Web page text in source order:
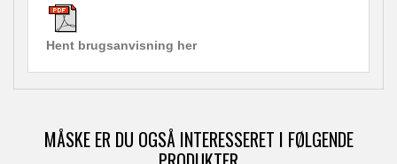
Hent brugsanvisning her
MÅSKE ER DU OGSÅ INTERESSERET I FØLGENDE